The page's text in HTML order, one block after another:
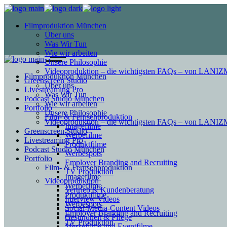
Filmproduktion München
Über uns
Was Wir Tun
Wie wir arbeiten
Unsere Philosophie
Videoproduktion – die wichtigsten FAQs – von
Greenscreen Studio
Livestreaming Pro
Podcast Studio München
Portfolio
Film- & Fernsehproduktion
Imagefilme
Werbefilme
Produktfilme
Werbespots
Employer Branding and Recruiting
TV Produktion
Videoproduktion
Vertrieb & Kundenberatung
Interview Videos
Social-Media-Content Videos
Gesundheit & Pflege
Filmproduktion München
Über uns
Was Wir Tun
Wie wir arbeiten
Unsere Philosophie
Videoproduktion – die wichtigsten FAQs – von
Greenscreen Studio
Livestreaming Pro
Podcast Studio München
Portfolio
Film- & Fernsehproduktion
Imagefilme
Werbefilme
Produktfilme
Werbespots
Employer Branding and Recruiting
TV Produktion